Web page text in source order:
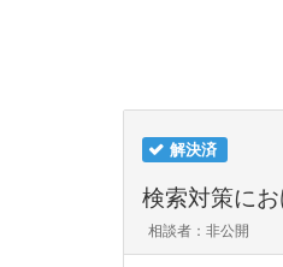
解決済
検索対策に
相談者：非公開